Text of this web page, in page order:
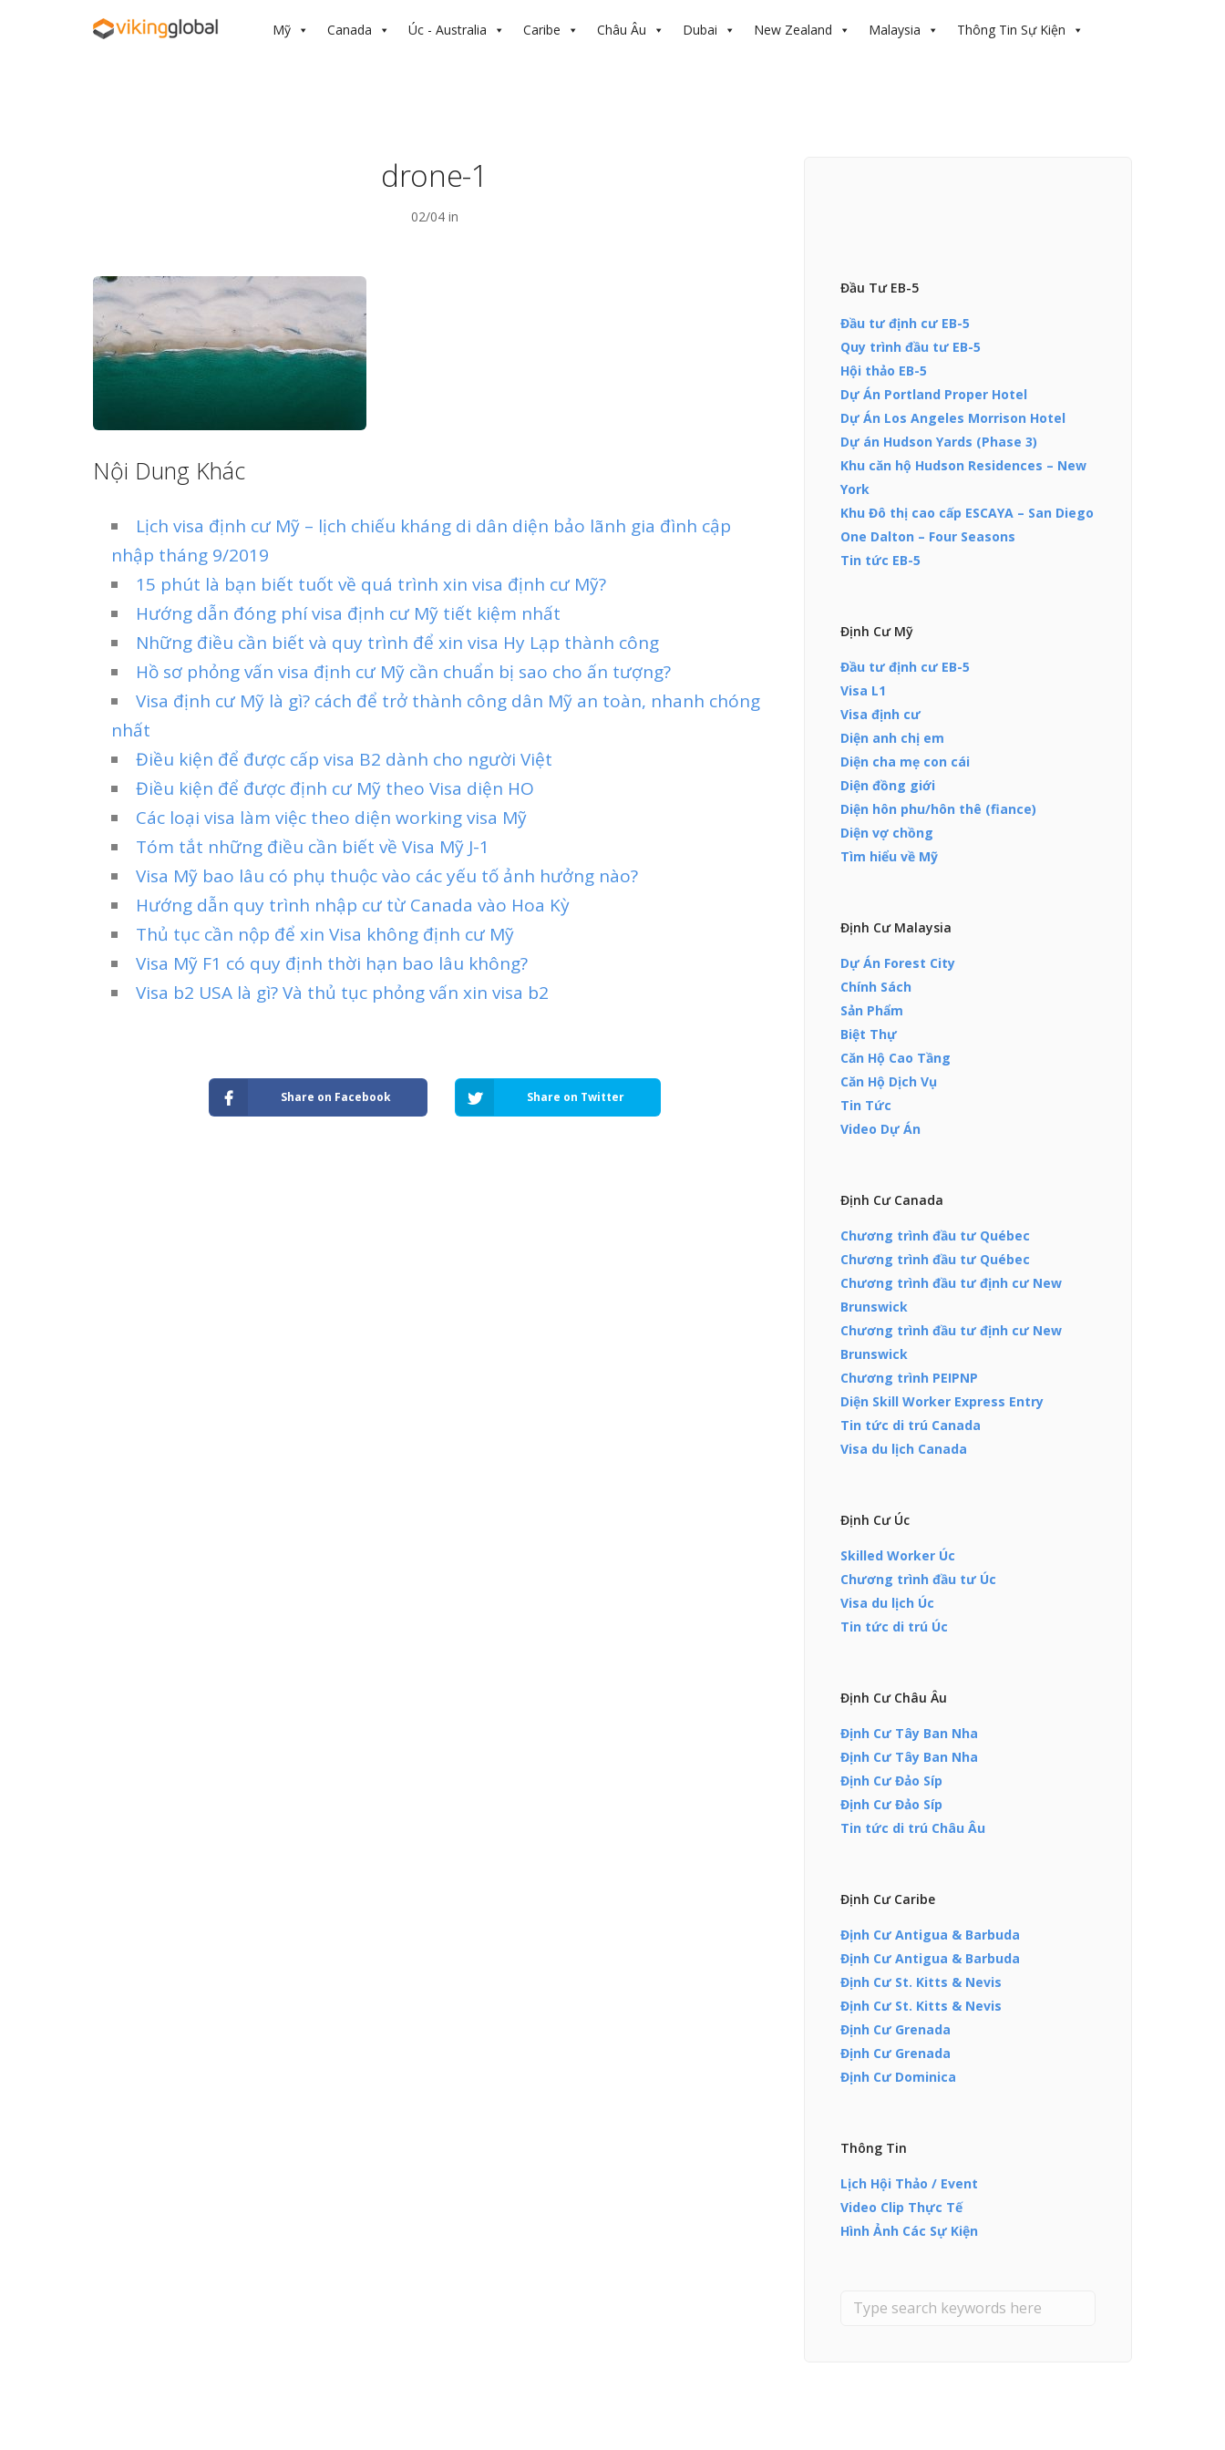
Mỹ Canada Úc - Australia Caribe Châu Âu Dubai New Zealand Malaysia Thông Tin Sự Kiện
drone-1
02/04 in
Nội Dung Khác
Lịch visa định cư Mỹ – lịch chiếu kháng di dân diện bảo lãnh gia đình cập
nhập tháng 9/2019
15 phút là bạn biết tuốt về quá trình xin visa định cư Mỹ?
Hướng dẫn đóng phí visa định cư Mỹ tiết kiệm nhất
Những điều cần biết và quy trình để xin visa Hy Lạp thành công
Hồ sơ phỏng vấn visa định cư Mỹ cần chuẩn bị sao cho ấn tượng?
Visa định cư Mỹ là gì? cách để trở thành công dân Mỹ an toàn, nhanh chóng
nhất
Điều kiện để được cấp visa B2 dành cho người Việt
Điều kiện để được định cư Mỹ theo Visa diện HO
Các loại visa làm việc theo diện working visa Mỹ
Tóm tắt những điều cần biết về Visa Mỹ J-1
Visa Mỹ bao lâu có phụ thuộc vào các yếu tố ảnh hưởng nào?
Hướng dẫn quy trình nhập cư từ Canada vào Hoa Kỳ
Thủ tục cần nộp để xin Visa không định cư Mỹ
Visa Mỹ F1 có quy định thời hạn bao lâu không?
Visa b2 USA là gì? Và thủ tục phỏng vấn xin visa b2
Share on Facebook Share on Twitter
Đầu Tư EB-5
Đầu tư định cư EB-5
Quy trình đầu tư EB-5
Hội thảo EB-5
Dự Án Portland Proper Hotel
Dự Án Los Angeles Morrison Hotel
Dự án Hudson Yards (Phase 3)
Khu căn hộ Hudson Residences – New
York
Khu Đô thị cao cấp ESCAYA – San Diego
One Dalton – Four Seasons
Tin tức EB-5
Định Cư Mỹ
Đầu tư định cư EB-5
Visa L1
Visa định cư
Diện anh chị em
Diện cha mẹ con cái
Diện đồng giới
Diện hôn phu/hôn thê (fiance)
Diện vợ chồng
Tìm hiểu về Mỹ
Định Cư Malaysia
Dự Án Forest City
Chính Sách
Sản Phẩm
Biệt Thự
Căn Hộ Cao Tầng
Căn Hộ Dịch Vụ
Tin Tức
Video Dự Án
Định Cư Canada
Chương trình đầu tư Québec
Chương trình đầu tư Québec
Chương trình đầu tư định cư New
Brunswick
Chương trình đầu tư định cư New
Brunswick
Chương trình PEIPNP
Diện Skill Worker Express Entry
Tin tức di trú Canada
Visa du lịch Canada
Định Cư Úc
Skilled Worker Úc
Chương trình đầu tư Úc
Visa du lịch Úc
Tin tức di trú Úc
Định Cư Châu Âu
Định Cư Tây Ban Nha
Định Cư Tây Ban Nha
Định Cư Đảo Síp
Định Cư Đảo Síp
Tin tức di trú Châu Âu
Định Cư Caribe
Định Cư Antigua & Barbuda
Định Cư Antigua & Barbuda
Định Cư St. Kitts & Nevis
Định Cư St. Kitts & Nevis
Định Cư Grenada
Định Cư Grenada
Định Cư Dominica
Thông Tin
Lịch Hội Thảo / Event
Video Clip Thực Tế
Hình Ảnh Các Sự Kiện